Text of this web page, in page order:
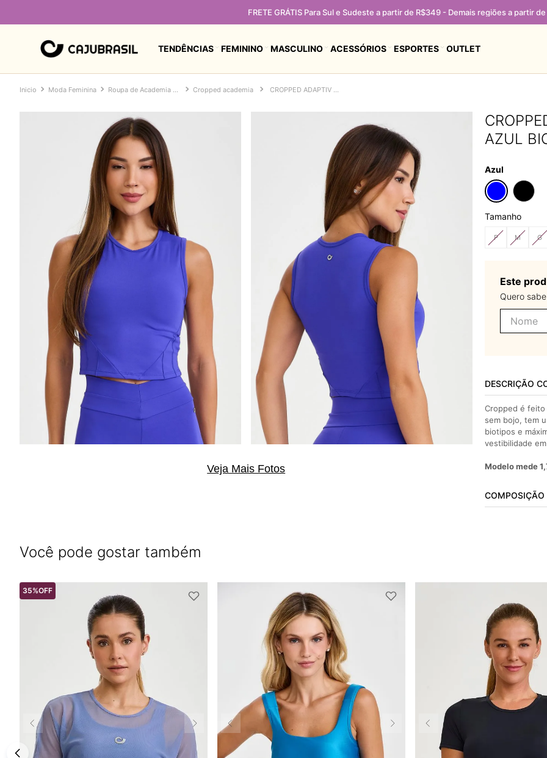
FRETE GRÁTIS Para Sul e Sudeste a partir de R$349 - Demais regiões a partir
TENDÊNCIAS FEMININO MASCULINO ACESSÓRIOS ESPORTES OUTLET
Moda Feminina Roupa de Academia Feminina Cropped academia CROPPED ADAPTIV COM COMPRESSÃO AZUL BIC
Veja Mais Fotos
AZUL
Azul
Tamanho
P M G
Este
Quero
DESCRIÇÃO
Cropped é
sem bojo, tem
biotipos e
vestibilidade
Modelo mede
COMPOSIÇÃO
Você pode gostar também
35%OFF